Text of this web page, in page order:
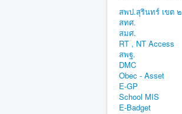
สพป.สุรินทร์ เขต ๒
สทศ.
สมศ.
RT , NT Access
สพฐ.
DMC
Obec - Asset
E-GP
School MIS
E-Badget